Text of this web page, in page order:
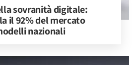
sovranità digitale:
il 92% del mercato
nazionali